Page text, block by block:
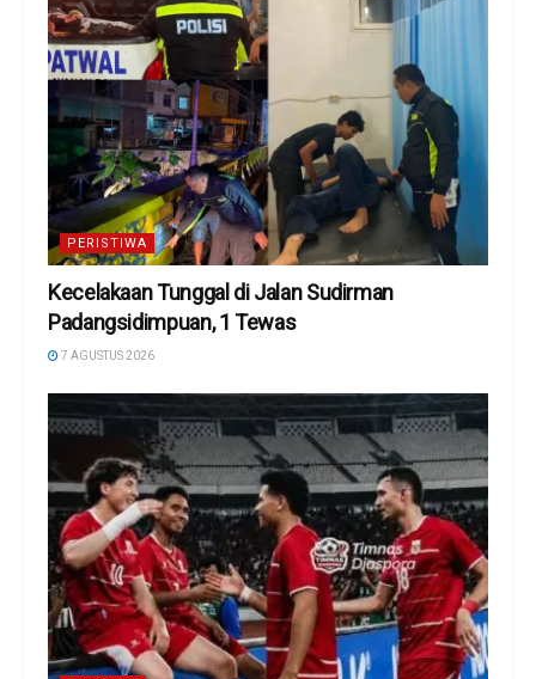
PERISTIWA
Kecelakaan Tunggal di Jalan Sudirman
Padangsidimpuan, 1 Tewas
7 AGUSTUS 2026